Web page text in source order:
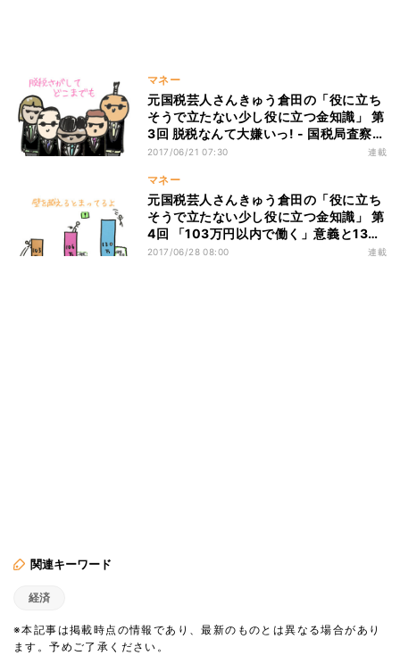
マネー
元国税芸人さんきゅう倉田の「役に立ち
そうで立たない少し役に立つ金知識」 第
3回 脱税なんて大嫌いっ! - 国税局査察
部・マルサ
2017/06/21 07:30 連載
マネー
元国税芸人さんきゅう倉田の「役に立ち
そうで立たない少し役に立つ金知識」 第
4回 「103万円以内で働く」意義と130
万円の壁
2017/06/28 08:00 連載
関連キーワード
経済
※本記事は掲載時点の情報であり、最新のものとは異なる場合があり
ます。予めご了承ください。